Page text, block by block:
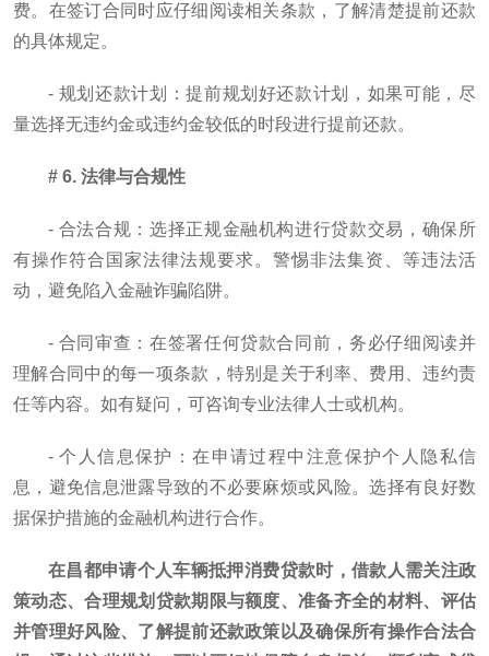
费。在签订合同时应仔细阅读相关条款，了解清楚提前还款
的具体规定。
- 规划还款计划：提前规划好还款计划，如果可能，尽
量选择无违约金或违约金较低的时段进行提前还款。
# 6. 法律与合规性
- 合法合规：选择正规金融机构进行贷款交易，确保所
有操作符合国家法律法规要求。警惕非法集资、等违法活
动，避免陷入金融诈骗陷阱。
- 合同审查：在签署任何贷款合同前，务必仔细阅读并
理解合同中的每一项条款，特别是关于利率、费用、违约责
任等内容。如有疑问，可咨询专业法律人士或机构。
- 个人信息保护：在申请过程中注意保护个人隐私信
息，避免信息泄露导致的不必要麻烦或风险。选择有良好数
据保护措施的金融机构进行合作。
在昌都申请个人车辆抵押消费贷款时，借款人需关注政
策动态、合理规划贷款期限与额度、准备齐全的材料、评估
并管理好风险、了解提前还款政策以及确保所有操作合法合